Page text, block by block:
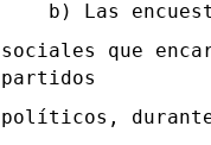
b) Las
sociales que
partidos
políticos,